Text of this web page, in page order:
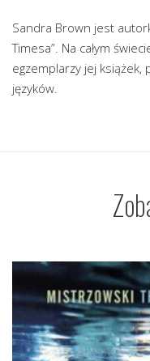
Sandra Brown jest
Timesa”. Na całym
egzemplarzy jej książek,
języków.